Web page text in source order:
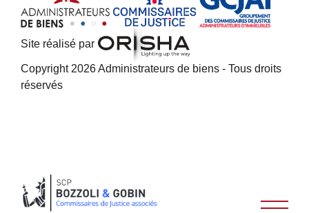
Site réalisé par
Copyright 2026 Administrateurs de biens - Tous droits
réservés